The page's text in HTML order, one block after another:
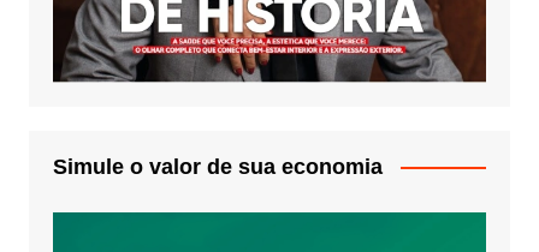
Simule o valor de sua economia